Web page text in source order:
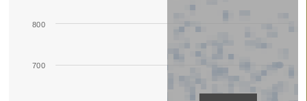
Series 1
700
800